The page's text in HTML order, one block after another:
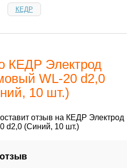
КЕДР
КЕДР Электрод
WL-20 d2,0
10 шт.)
отзыв на КЕДР Электрод
d2,0 (Синий, 10 шт.)